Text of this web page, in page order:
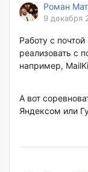
Роман
9 декабря
Работу с
реализовать с
например,
А вот
Яндексом или